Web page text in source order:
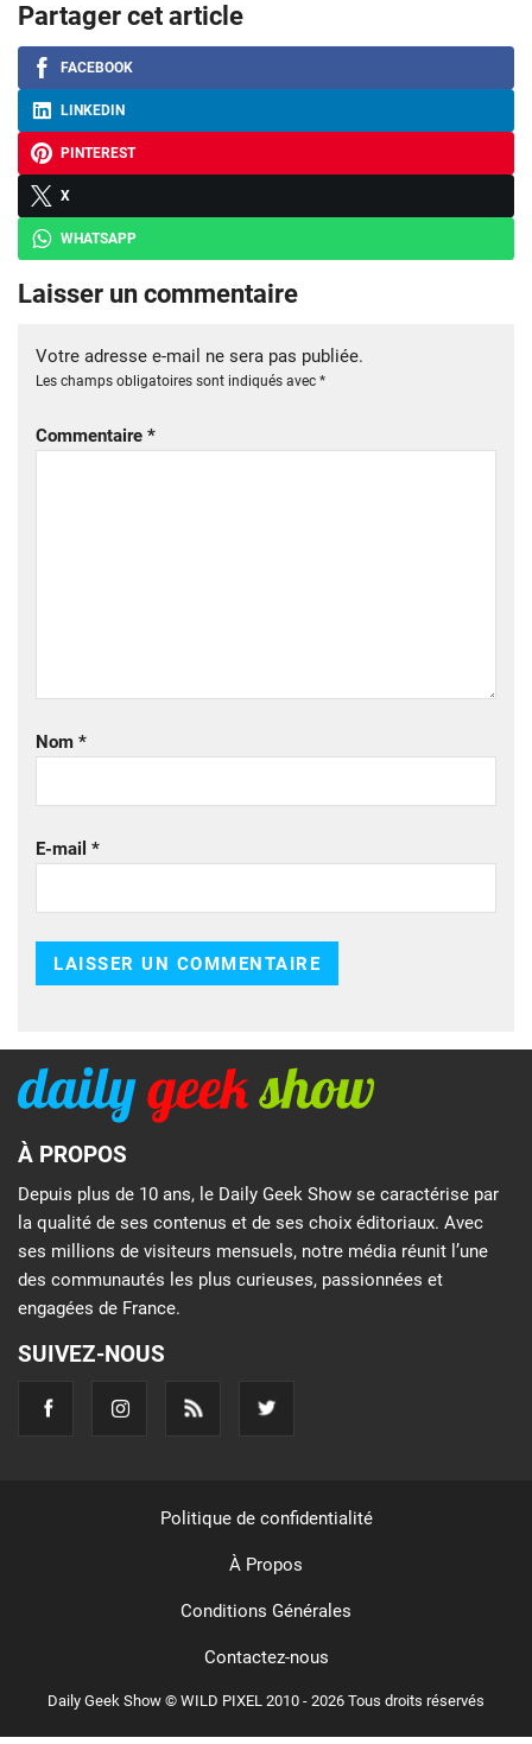
Partager cet article
FACEBOOK
LINKEDIN
PINTEREST
X
WHATSAPP
Laisser un commentaire
Votre adresse e-mail ne sera pas publiée.
Les champs obligatoires sont indiqués avec *
Commentaire *
Nom *
E-mail *
À PROPOS
Depuis plus de 10 ans, le Daily Geek Show se caractérise par
la qualité de ses contenus et de ses choix éditoriaux. Avec
ses millions de visiteurs mensuels, notre média réunit l’une
des communautés les plus curieuses, passionnées et
engagées de France.
SUIVEZ-NOUS
Daily Geek Show © WILD PIXEL 2010 - 2026 Tous droits réservés
Politique de confidentialité
À Propos
Conditions Générales
Contactez-nous